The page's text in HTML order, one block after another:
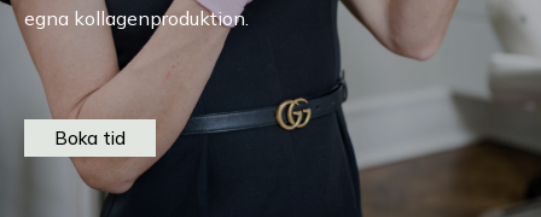
egna kollagenproduktion.
Boka tid